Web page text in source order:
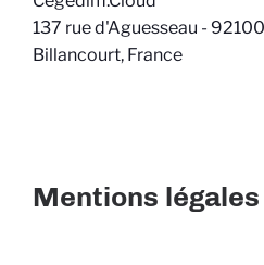
137 rue d'Aguesseau -
Billancourt, France
Mentions légales